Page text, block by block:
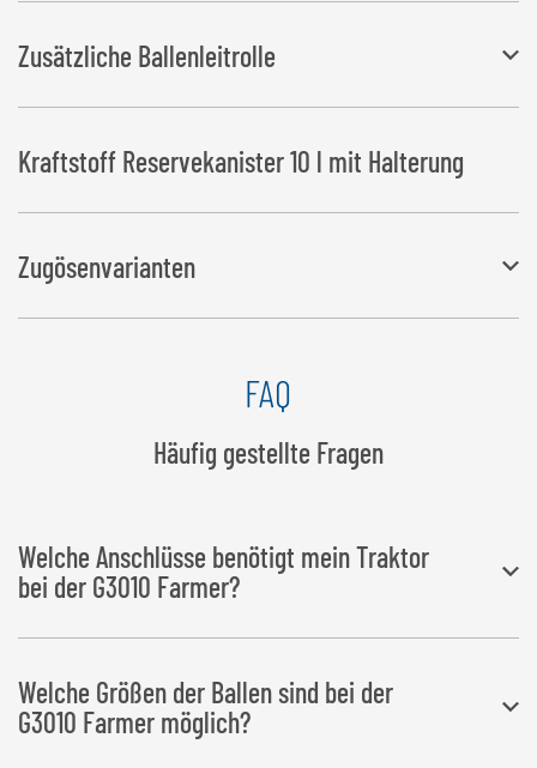
Schaltet den Wickelvorgang bei Folienriss bzw. Folienende ab
Zusätzliche Ballenleitrolle
maximal 2 Stück
Kraftstoff Reservekanister 10 l mit Halterung
Zugösenvarianten
FAQ
Häufig gestellte Fragen
Welche Anschlüsse benötigt mein Traktor
bei der G3010 Farmer?
Für den Transport der G3010 Farmer Wickelmaschine sind
Anschlüsse erforderlich:
Welche Größen der Ballen sind bei der
G3010 Farmer möglich?